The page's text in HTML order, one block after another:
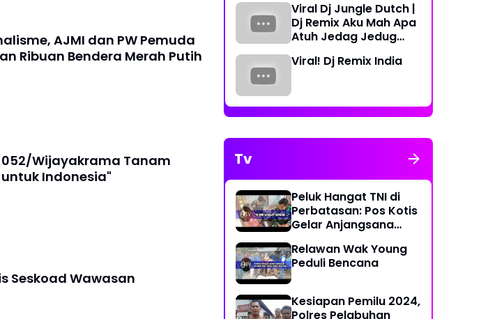
AJMI dan PW Pemuda
Ribuan Bendera Merah Putih
052/Wijayakrama Tanam
Indonesia"
Seskoad Wawasan
Periode 2023-2026
Viral Dj Jungle Dutch |
Dj Remix Aku Mah Apa
Atuh Jedag Jedug
Viral! Dj Remix India
Tv
Peluk Hangat TNI di
Perbatasan: Pos Kotis
Gelar Anjangsana
Relawan Wak Young
Peduli Bencana
Kesiapan Pemilu 2024,
Polres Pelabuhan